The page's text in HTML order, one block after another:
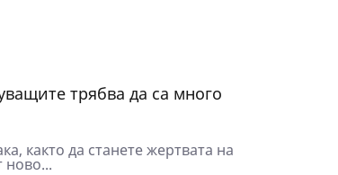
трябва да са много
както да станете жертвата на
ново...